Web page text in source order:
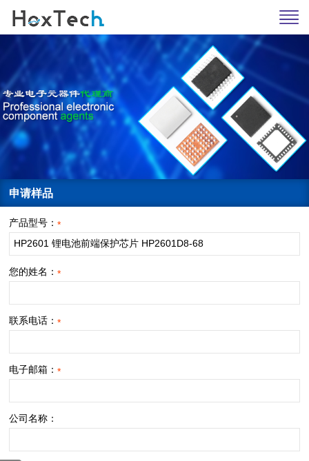
申请样品
产品型号：*
您的姓名：*
联系电话：*
电子邮箱：*
公司名称：